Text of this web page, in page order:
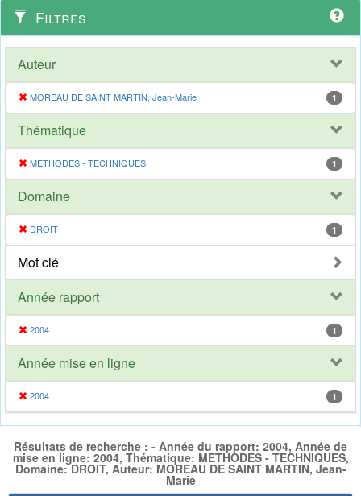
Filtres
Auteur
MOREAU DE SAINT MARTIN, Jean-Marie 1
Thématique
METHODES - TECHNIQUES 1
Domaine
DROIT 1
Mot clé
Année rapport
2004 1
Année mise en ligne
2004 1
Résultats de recherche : - Année du rapport: 2004, Année de
mise en ligne: 2004, Thématique: METHODES - TECHNIQUES,
Domaine: DROIT, Auteur: MOREAU DE SAINT MARTIN, Jean-
Marie